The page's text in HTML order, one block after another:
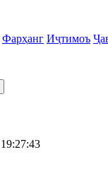
Фарҳанг Иҷтимоъ
19:27:43